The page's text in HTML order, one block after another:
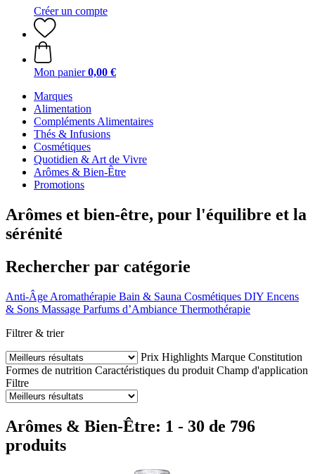
Créer un compte
Mon panier 0,00 €
Marques
Alimentation
Compléments Alimentaires
Thés & Infusions
Cosmétiques
Quotidien & Art de Vivre
Arômes & Bien-Être
Promotions
Arômes et bien-être, pour l'équilibre et la
sérénité
Rechercher par catégorie
Anti-Âge Aromathérapie Bain & Sauna Cosmétiques DIY Encens
& Sons Massage Parfums d’Ambiance Thermothérapie
Filtrer & trier
Prix Highlights Marque Constitution
Formes de nutrition Caractéristiques du produit Champ d'application
Filtre
Arômes & Bien-Être: 1 - 30 de 796
produits